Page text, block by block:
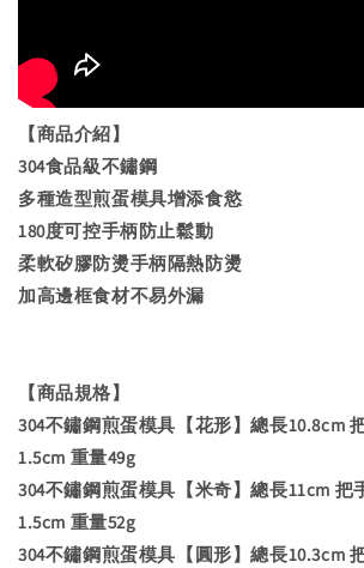
【商品介紹】
304食品級不鏽鋼
多種造型煎蛋模具增添食慾
180度可控手柄防止鬆動
柔軟矽膠防燙手柄隔熱防燙
加高邊框食材不易外漏
【商品規格】
304不鏽鋼煎蛋模具【花形】總長10.8cm
1.5cm 重量49g
304不鏽鋼煎蛋模具【米奇】總長11cm 把
1.5cm 重量52g
304不鏽鋼煎蛋模具【圓形】總長10.3cm